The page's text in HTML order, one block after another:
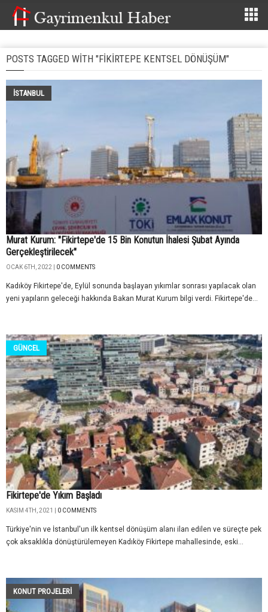
POSTS TAGGED WITH "FIKIRTEPE KENTSEL DÖNÜŞÜM"
İSTANBUL
Murat Kurum: "Fikirtepe'de 15 Bin Konutun İhalesi Şubat Ayında
Gerçekleştirilecek"
OCAK 6TH, 2022 | 0 COMMENTS
Kadıköy Fikirtepe'de, Eylül sonunda başlayan yıkımlar sonrası yapılacak olan
yeni yapıların geleceği hakkında Bakan Murat Kurum bilgi verdi. Fikirtepe'de...
GÜNCEL
Fikirtepe'de Yıkım Başladı
KASIM 4TH, 2021 | 0 COMMENTS
Türkiye'nin ve İstanbul'un ilk kentsel dönüşüm alanı ilan edilen ve süreçte pek
çok aksaklıkla dönüştürülemeyen Kadıköy Fikirtepe mahallesinde, eski...
KONUT PROJELERI